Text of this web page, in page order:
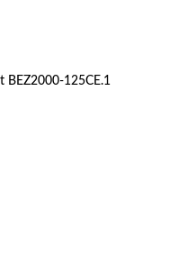
BEZ2000-125CE.1